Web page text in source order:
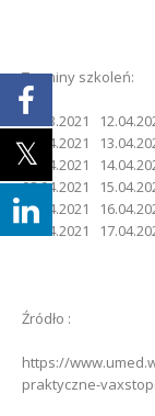
Terminy szkoleń:
31.03.2021
01.04.2021
07.04.2021
08.04.2021
09.04.2021
10.04.2021
Źródło :
https://
praktyczne-